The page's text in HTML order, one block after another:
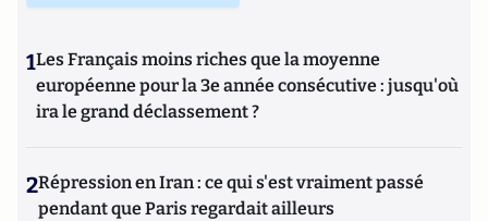
1Les Français moins riches que la moyenne
européenne pour la 3e année consécutive : jusqu'où
ira le grand déclassement ?
2Répression en Iran : ce qui s'est vraiment passé
pendant que Paris regardait ailleurs